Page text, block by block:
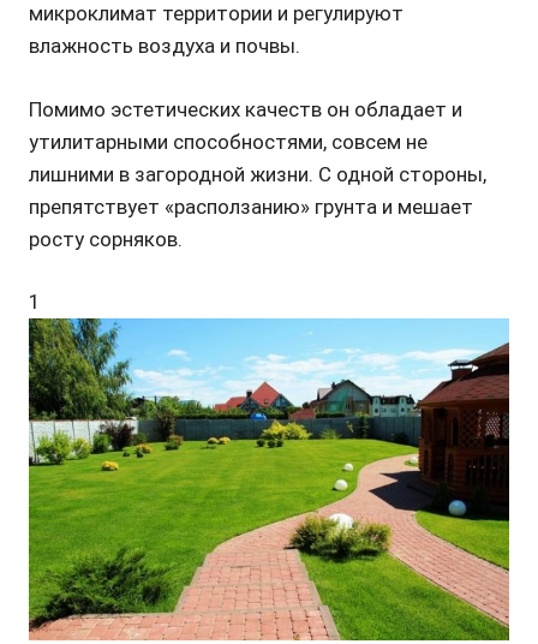
микроклимат территории и регулируют
влажность воздуха и почвы.
Помимо эстетических качеств он обладает и
утилитарными способностями, совсем не
лишними в загородной жизни. С одной стороны,
препятствует «расползанию» грунта и мешает
росту сорняков.
1